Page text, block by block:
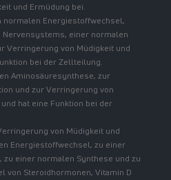
und Ermüdung bei.
normalen Energiestoffwechsel,
einer normalen
Verringerung von Müdigkeit und
bei der Zellteilung.
Aminosäuresynthese, zur
und zur Verringerung von
hat eine Funktion bei der
von Müdigkeit und
Energiestoffwechsel, zu einer
einer normalen Synthese und zu
von Steroidhormonen, Vitamin D